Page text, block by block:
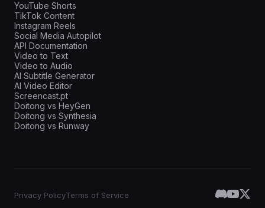
YouTube Shorts
TikTok Content
Instagram Reels
Social Media Autopilot
API Documentation
Video to Text
Video to Audio
AI Subtitle Generator
AI Video Editor
Screencast.pt
Doitong vs HeyGen
Doitong vs Synthesia
Doitong vs Runway
Privacy PolicyTerms of Service